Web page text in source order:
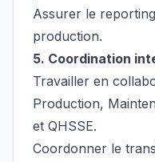
Assurer le
production.
5. Coordination
Travailler en
Production,
et QHSSE.
Coordonner le